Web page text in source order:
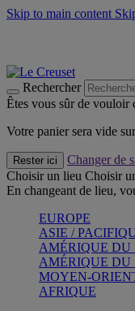
Skip to main content
Rechercher
Êtes vous sûr de vouloir
Votre panier sera vide
Rester ici
Changer de
Choisir un lieu Choisir
En changeant de lieu,
EUROPE
ASIE /
AMÉRIQUE DU
AMÉRIQUE DU
MOYEN-
AFRIQUE